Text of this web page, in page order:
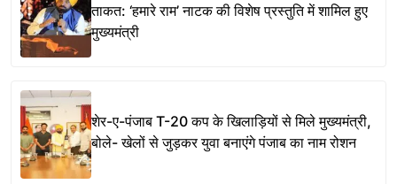
ताकत: ‘हमारे राम’ नाटक की विशेष प्रस्तुति में शामिल हुए
मुख्यमंत्री
शेर-ए-पंजाब T-20 कप के खिलाड़ियों से मिले मुख्यमंत्री,
बोले- खेलों से जुड़कर युवा बनाएंगे पंजाब का नाम रोशन